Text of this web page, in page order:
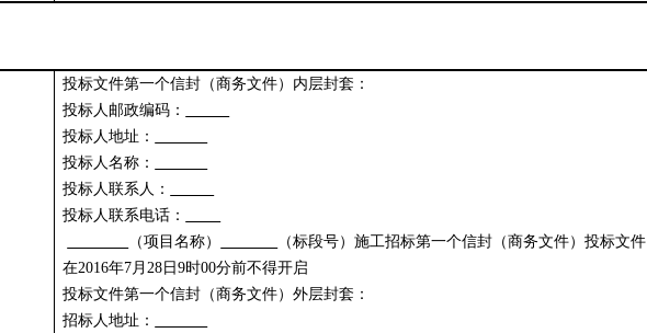
投标文件第一个信封（商务文件）内层封套：
投标人邮政编码：
投标人地址：
投标人名称：
投标人联系人：
投标人联系电话：
（项目名称）
（标段号）施工招标第一个信封（商务文件）投标文件
在2016年7月28 日9时00分前不得开启
投标文件第一个信封（商务文件）外层封套：
招标人地址：